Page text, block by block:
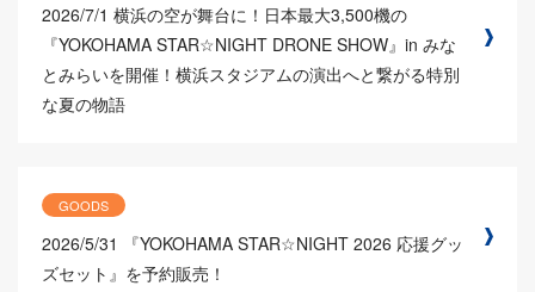
2026/7/1 横浜の空が舞台に！日本最大3,500機の
『YOKOHAMA STAR☆NIGHT DRONE SHOW』in みな
とみらいを開催！横浜スタジアムの演出へと繋がる特別
な夏の物語
GOODS
2026/5/31
『YOKOHAMA STAR☆NIGHT 2026 応援グッ
ズセット』を予約販売！